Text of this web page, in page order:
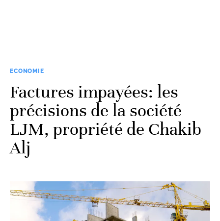
ECONOMIE
Factures impayées: les
précisions de la société
LJM, propriété de Chakib
Alj